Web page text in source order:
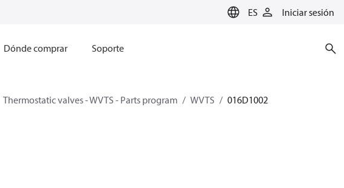
ES Iniciar sesión
Dónde comprar Soporte
Thermostatic valves - WVTS - Parts program WVTS 016D1002